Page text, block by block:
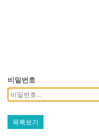
비밀번호
목록보기